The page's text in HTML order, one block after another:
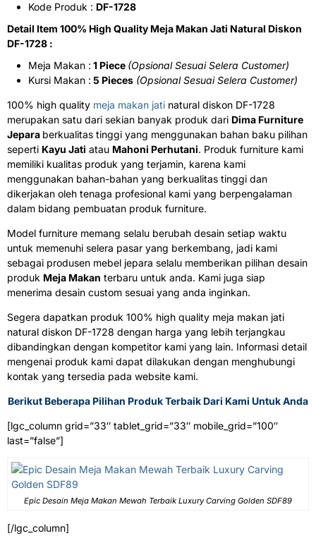
Kode Produk : DF-1728
Detail Item 100% High Quality Meja Makan Jati Natural Diskon
DF-1728 :
Meja Makan : 1 Piece (Opsional Sesuai Selera Customer)
Kursi Makan : 5 Pieces (Opsional Sesuai Selera Customer)
100% high quality meja makan jati natural diskon DF-1728
merupakan satu dari sekian banyak produk dari Dima Furniture
Jepara berkualitas tinggi yang menggunakan bahan baku pilihan
seperti Kayu Jati atau Mahoni Perhutani. Produk furniture kami
memiliki kualitas produk yang terjamin, karena kami
menggunakan bahan-bahan yang berkualitas tinggi dan
dikerjakan oleh tenaga profesional kami yang berpengalaman
dalam bidang pembuatan produk furniture.
Model furniture memang selalu berubah desain setiap waktu
untuk memenuhi selera pasar yang berkembang, jadi kami
sebagai produsen mebel jepara selalu memberikan pilihan desain
produk Meja Makan terbaru untuk anda. Kami juga siap
menerima desain custom sesuai yang anda inginkan.
Segera dapatkan produk 100% high quality meja makan jati
natural diskon DF-1728 dengan harga yang lebih terjangkau
dibandingkan dengan kompetitor kami yang lain. Informasi detail
mengenai produk kami dapat dilakukan dengan menghubungi
kontak yang tersedia pada website kami.
Berikut Beberapa Pilihan Produk Terbaik Dari Kami Untuk Anda
[lgc_column grid=”33″ tablet_grid=”33″ mobile_grid=”100″
last=”false”]
Epic Desain Meja Makan Mewah Terbaik Luxury Carving Golden SDF89
[/lgc_column]